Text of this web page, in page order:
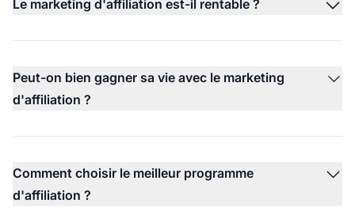
Le marketing d'affiliation est-il rentable ?
Peut-on bien gagner sa vie avec le marketing
d'affiliation ?
Comment choisir le meilleur programme
d'affiliation ?